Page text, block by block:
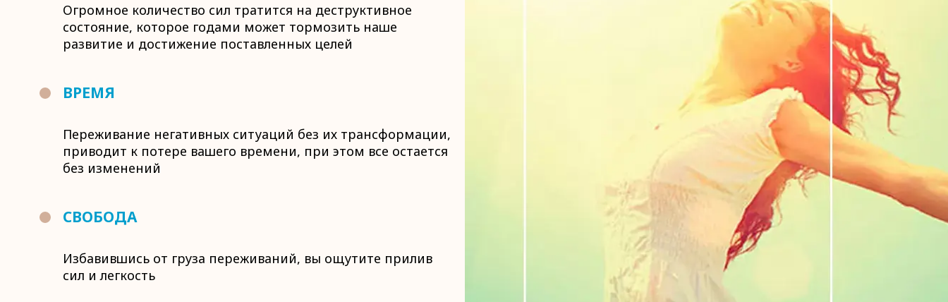
Огромное количество сил тратится на деструктивное
состояние, которое годами может тормозить наше
развитие и достижение поставленных целей
ВРЕМЯ
Переживание негативных ситуаций без их трансформации,
приводит к потере вашего времени, при этом все остается
без изменений
СВОБОДА
Избавившись от груза переживаний, вы ощутите прилив
сил и легкость